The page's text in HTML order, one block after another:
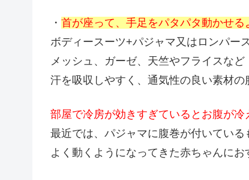
・ 首が座って、手足をパタパタ動かせる
ボディースーツ+パジャマ又はロンパー
メッシュ、ガーゼ、天竺やフライスなど
汗を吸収しやすく、通気性の良い素材の
部屋で冷房が効きすぎているとお腹が
最近では、パジャマに腹巻が付いている
よく動くようになってきた赤ちゃんにお